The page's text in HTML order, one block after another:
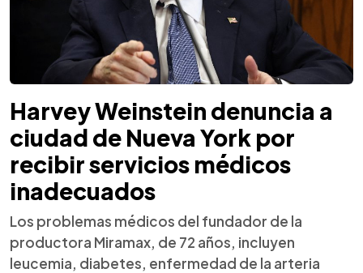
Harvey Weinstein denuncia a
ciudad de Nueva York por
recibir servicios médicos
inadecuados
Los problemas médicos del fundador de la
productora Miramax, de 72 años, incluyen
leucemia, diabetes, enfermedad de la arteria